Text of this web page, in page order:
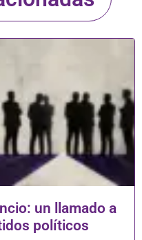
un llamado a
políticos